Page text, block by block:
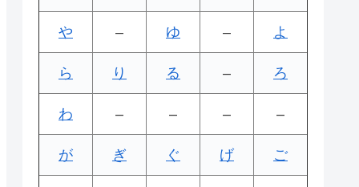
や – ゆ – よ
ら り る – ろ
わ – – – –
が ぎ ぐ げ ご